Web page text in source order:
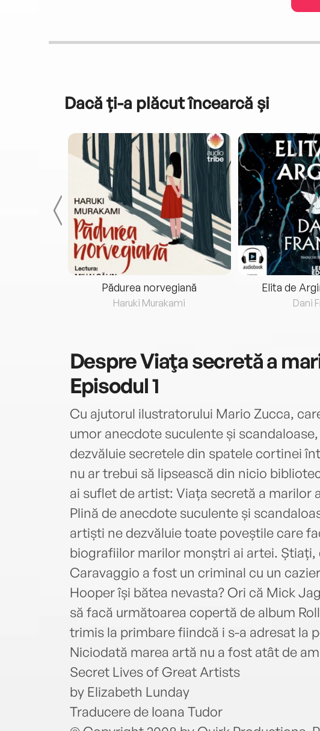
Dacă ți-a plăcut încearcă și
Pădurea norvegiană
Haruki Murakami
Elita de
Dani
DespreViaţa secretă a
Episodul 1
Cu ajutorul ilustratorului Mario Zucca,
umor anecdote suculente și
dezvăluie secretele din spatele cortinei
nu ar trebui să lipsească din nicio
ai suflet de artist: Viața secretă a marilor
Plină de anecdote suculente și
artiști ne dezvăluie toate poveștile care
biografiilor marilor monștri ai artei. Știați,
Caravaggio a fost un criminal cu un
Hooper își bătea nevasta? Ori că Mick
să facă următoarea copertă de album
trimis la primbare fiindcă i s-a adresat la
Niciodată marea artă nu a fost atât de
Secret Lives of Great Artists
by Elizabeth Lunday
Traducere de Ioana Tudor